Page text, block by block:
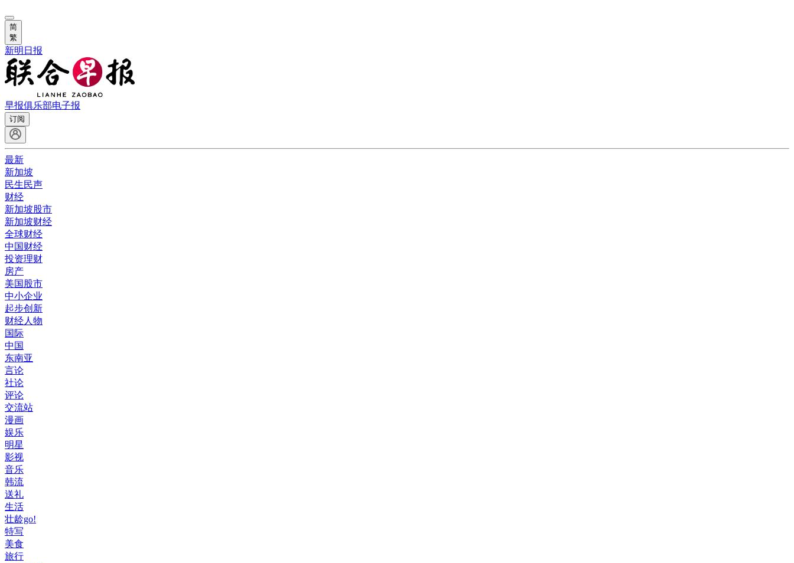
简
繁
新明日报
早报俱乐部电子报
订阅
最新
新加坡
民生民声
财经
新加坡股市
新加坡财经
全球财经
中国财经
投资理财
房产
美国股市
中小企业
起步创新
财经人物
国际
中国
东南亚
言论
社论
评论
交流站
漫画
娱乐
明星
影视
音乐
韩流
送礼
生活
壮龄go!
特写
美食
旅行